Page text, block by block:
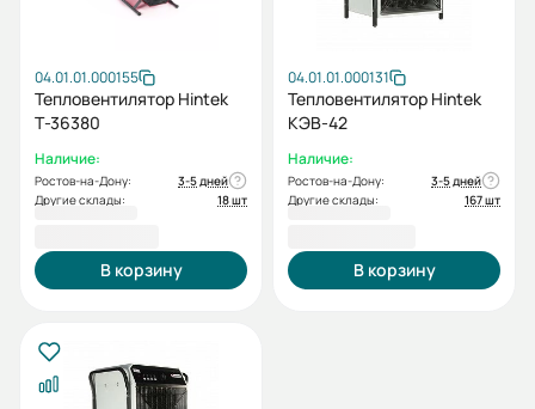
04.01.01.000155
Тепловентилятор Hintek
Т-36380
Наличие:
Ростов-на-Дону:
3-5 дней
Другие склады:
18 шт
В корзину
04.01.01.000131
Тепловентилятор Hintek
КЭВ-42
Наличие:
Ростов-на-Дону:
3-5 дней
Другие склады:
167 шт
В корзину